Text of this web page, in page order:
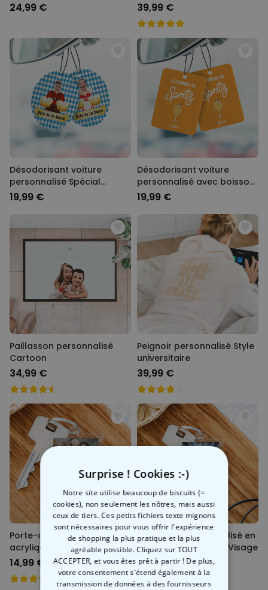
24,99 € 39,99 €
Désodorisant voiture
personnalisé Spécial
Oktoberfest – Lot de 2
19,99 €
Désodorisant voiture
personnalisé avec boisson
et slogan - Lot de 2
19,99 €
Paillasson personnalisé
Cartoon
34,99 €
Peignoir personnalisé Style
universitaire
39,99 €
Porte-clés personnalisé en
acrylique Design Instagram
14,99 €
Porte-clés personnalisé en
acrylique Auréole et Visage
14,99 €
Surprise ! Cookies :-)
Notre site utilise beaucoup de biscuits (=
cookies), non seulement les nôtres, mais aussi
ceux de tiers. Ces petits fichiers texte mignons
sont nécessaires pour vous offrir l'expérience
de shopping la plus pratique et la plus
agréable possible. Cliquez sur TOUT
ACCEPTER, et vous êtes prêt à partir ! De plus,
votre consentement s'étend également à la
transmission de données à des fournisseurs